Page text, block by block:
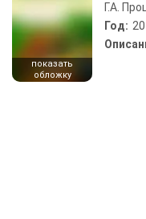
показать
обложку
Г.А.
Год: